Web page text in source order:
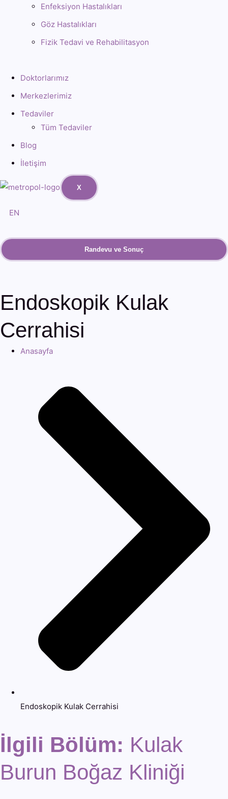
Enfeksiyon Hastalıkları
Göz Hastalıkları
Fizik Tedavi ve Rehabilitasyon
Doktorlarımız
Merkezlerimiz
Tedaviler
Tüm Tedaviler
Blog
İletişim
X
EN
Randevu ve Sonuç
Endoskopik Kulak
Cerrahisi
Anasayfa
Endoskopik Kulak Cerrahisi
İlgili Bölüm: Kulak
Burun Boğaz Kliniği